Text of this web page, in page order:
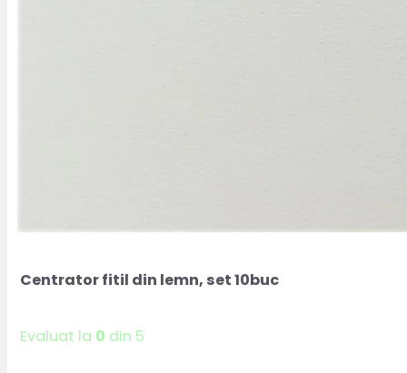
Centrator fitil din lemn, set 10buc
Evaluat la 0 din 5